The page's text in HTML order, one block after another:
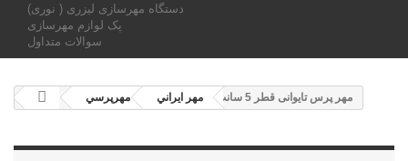
دستگاه مهرسازی لیزری ( نوری)
پک لوازم مهرسازی
سوالات متداول
مهرپرسي مهر ايراني مهر پرس تایوانی قطر 5 سانت